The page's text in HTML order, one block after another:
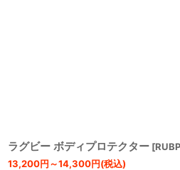
ラグビー ボディプロテクター [RUBP
13,200円～14,300円(税込)